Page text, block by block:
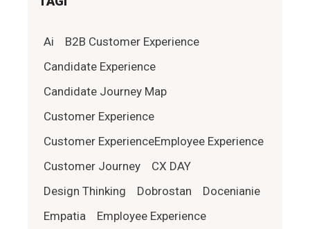
Ai
B2B Customer Experience
Candidate Experience
Candidate Journey Map
Customer Experience
Customer ExperienceEmployee Experience
Customer Journey
CX DAY
Design Thinking
Dobrostan
Docenianie
Empatia
Employee Experience